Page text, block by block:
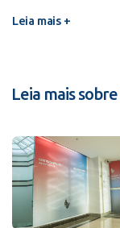
Leia mais +
Leia mais